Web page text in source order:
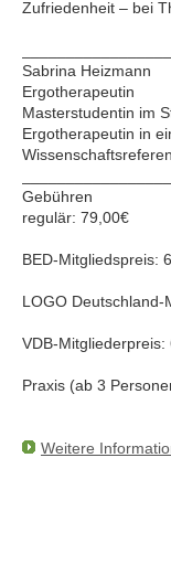
Zufriedenheit – bei
Sabrina Heizmann
Ergotherapeutin
Masterstudentin im
Ergotherapeutin in
Gebühren
regulär: 79,00€
BED-Mitgliedspreis:
LOGO
VDB-Mitgliederpreis:
Praxis (ab 3
Weitere